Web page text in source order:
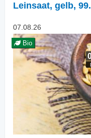
Leinsaat, gelb,
07.08.26
Bio